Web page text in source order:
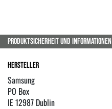
PRODUKTSICHERHEIT UND INFORMATIONEN
Hersteller
Samsung
PO Box
IE 12987 Dublin